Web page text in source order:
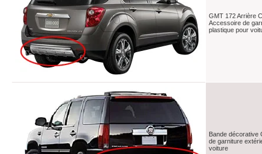
GMT 172 Arrière
Accessoire de
plastique pour
Bande décorative
de garniture
voiture